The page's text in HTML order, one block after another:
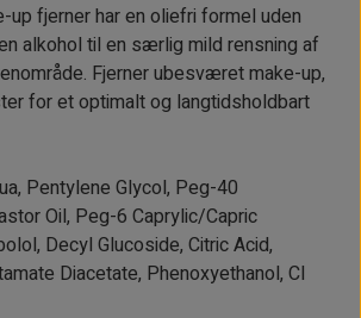
up fjerner har en oliefri formel uden
alkohol til en særlig mild rensning af
Fjerner ubesværet make-up,
for et optimalt og langtidsholdbart
Pentylene Glycol, Peg-40
Oil, Peg-6 Caprylic/Capric
Decyl Glucoside, Citric Acid,
Diacetate, Phenoxyethanol, CI